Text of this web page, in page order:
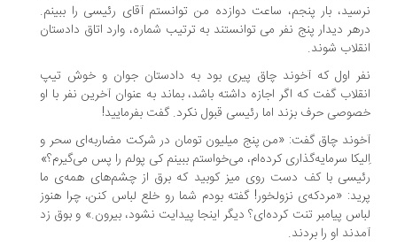
بار پنجم، ساعت دوازده من توانستم آقای رئیسی را ببینم.
دیدار پنج نفر می توانستند به ترتیب شماره، وارد اتاق دادستان
شوند.
اول که آخوند چاق پیری بود به دادستان جوان و خوش تیپ
گفت که اگر اجازه داشته باشد، بماند به عنوان آخرین نفر با او
حرف بزند اما رئیسی قبول نکرد. گفت بفرمایید!
چاق گفت: «من پنج میلیون تومان در شرکت مضاربه‌ای سحر و
سرمایه‌گذاری کرده‌ام، می‌خواستم ببینم کی پولم را پس می‌گیرم؟»
با کف دست روی میز کوبید که برق از چشم‌های همه‌ی ما
«مردکه‌ی نزولخور! گفته بودم شما رو خلع لباس کنن، چرا هنوز
پیامبر تنت کرده‌ای؟ دیگر اینجا پیدایت نشود، بیرون.» و بوق زد
او را بردند.